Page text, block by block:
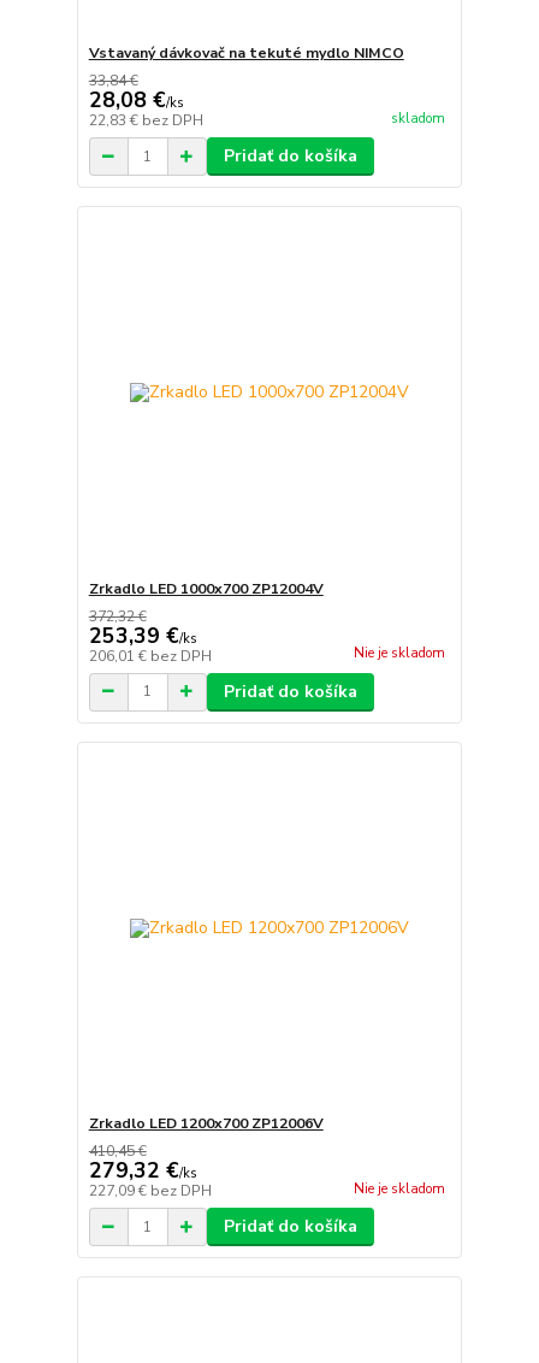
Vstavaný dávkovač na tekuté mydlo NIMCO
33,84 €
28,08 €/ks
22,83 € bez DPH skladom
Pridať do košíka
Zrkadlo LED 1000x700 ZP12004V
372,32 €
253,39 €/ks
206,01 € bez DPH Nie je skladom
Pridať do košíka
Zrkadlo LED 1200x700 ZP12006V
410,45 €
279,32 €/ks
227,09 € bez DPH Nie je skladom
Pridať do košíka